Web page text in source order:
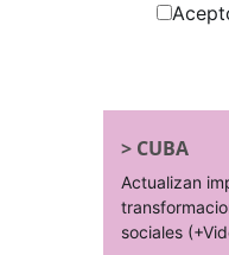
> CUBA
Actualizan
sociales